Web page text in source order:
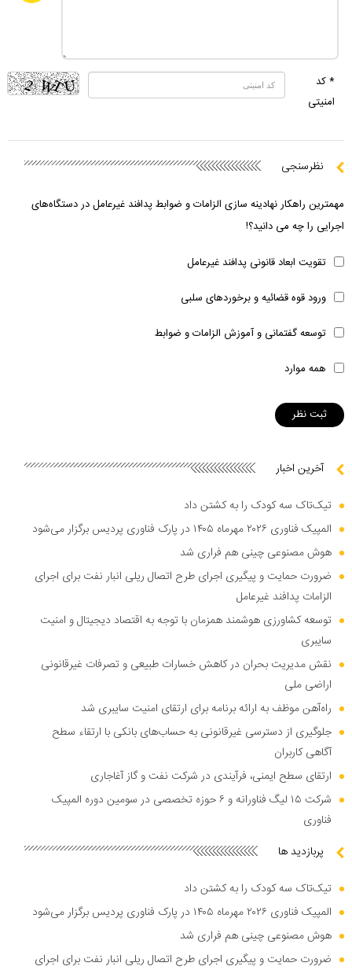
* کد
امنیتی
نظرسنجی
مهمترین راهکار نهادینه سازی الزامات و ضوابط پدافند غیرعامل در دستگاه‌های
اجرایی را چه می دانید؟!
تقویت ابعاد قانونی پدافند غیرعامل
ورود قوه قضائیه و برخوردهای سلبی
توسعه گفتمانی و آموزش الزامات و ضوابط
همه موارد
آخرین اخبار
تیک‌تاک سه کودک را به کشتن داد
المپیک فناوری ۲۰۲۶ مهرماه ۱۴۰۵ در پارک فناوری پردیس برگزار می‌شود
هوش مصنوعی چینی هم فراری شد
ضرورت حمایت و پیگیری اجرای طرح اتصال ریلی انبار نفت برای اجرای
الزامات پدافند غیرعامل
توسعه کشاورزی هوشمند همزمان با توجه به اقتصاد دیجیتال و امنیت
سایبری
نقش مدیریت بحران در کاهش خسارات طبیعی و تصرفات غیرقانونی
اراضی ملی
راه‌آهن موظف به ارائه برنامه برای ارتقای امنیت سایبری شد
جلوگیری از دسترسی غیرقانونی به حساب‌های بانکی با ارتقاء سطح
آگاهی کاربران
ارتقای سطح ایمنی، فرآیندی در شرکت نفت و گاز آغاجاری
شرکت ۱۵ لیگ فناورانه و ۶ حوزه تخصصی در سومین دوره المپیک
فناوری
پربازدید ها
تیک‌تاک سه کودک را به کشتن داد
المپیک فناوری ۲۰۲۶ مهرماه ۱۴۰۵ در پارک فناوری پردیس برگزار می‌شود
هوش مصنوعی چینی هم فراری شد
ضرورت حمایت و پیگیری اجرای طرح اتصال ریلی انبار نفت برای اجرای